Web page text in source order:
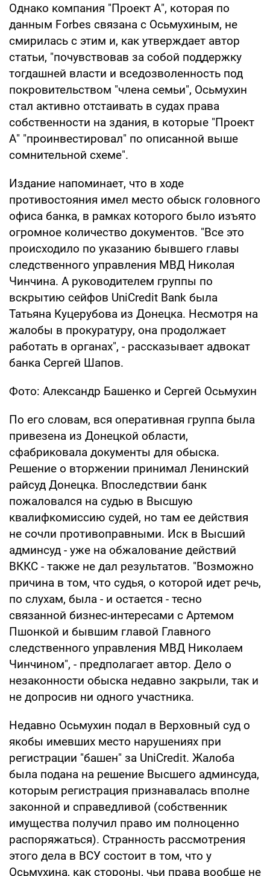
Однако компания "Проект А", которая по
данным Forbes связана с Осьмухиным, не
смирилась с этим и, как утверждает автор
статьи, "почувствовав за собой поддержку
тогдашней власти и вседозволенность под
покровительством "члена семьи", Осьмухин
стал активно отстаивать в судах права
собственности на здания, в которые "Проект
А" "проинвестировал" по описанной выше
сомнительной схеме".
Издание напоминает, что в ходе
противостояния имел место обыск головного
офиса банка, в рамках которого было изъято
огромное количество документов. "Все это
происходило по указанию бывшего главы
следственного управления МВД Николая
Чинчина. А руководителем группы по
вскрытию сейфов UniCredit Bank была
Татьяна Куцерубова из Донецка. Несмотря на
жалобы в прокуратуру, она продолжает
работать в органах", - рассказывает адвокат
банка Сергей Шапов.
Фото: Александр Башенко и Сергей Осьмухин
По его словам, вся оперативная группа была
привезена из Донецкой области,
сфабриковала документы для обыска.
Решение о вторжении принимал Ленинский
райсуд Донецка. Впоследствии банк
пожаловался на судью в Высшую
квалифкомиссию судей, но там ее действия
не сочли противоправными. Иск в Высший
админсуд - уже на обжалование действий
ВККС - также не дал результатов. "Возможно
причина в том, что судья, о которой идет речь,
по слухам, была - и остается - тесно
связанной бизнес-интересами с Артемом
Пшонкой и бывшим главой Главного
следственного управления МВД Николаем
Чинчином", - предполагает автор. Дело о
незаконности обыска недавно закрыли, так и
не допросив ни одного участника.
Недавно Осьмухин подал в Верховный суд о
якобы имевших место нарушениях при
регистрации "башен" за UniCredit. Жалоба
была подана на решение Высшего админсуда,
которым регистрация признавалась вполне
законной и справедливой (собственник
имущества получил право им полноценно
распоряжаться). Странность рассмотрения
этого дела в ВСУ состоит в том, что у
Осьмухина, как стороны, чьи права вообще не